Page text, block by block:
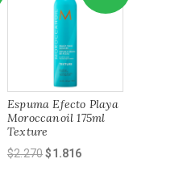
Espuma Efecto Playa
Moroccanoil 175ml
Texture
$2.270El
$1.816El